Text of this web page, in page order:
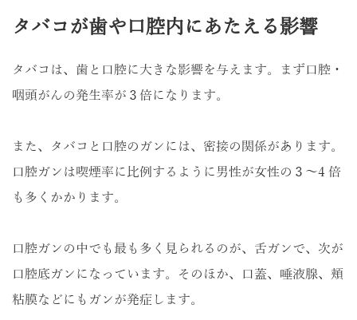
タバコが歯や口腔内にあたえる影響
タバコは、歯と口腔に大きな影響を与えます。まず口腔・
咽頭がんの発生率が３倍になります。
また、タバコと口腔のガンには、密接の関係があります。
口腔ガンは喫煙率に比例するように男性が女性の３～4 倍
も多くかかります。
口腔ガンの中でも最も多く見られるのが、舌ガンで、次が
口腔底ガンになっています。そのほか、口蓋、唾液腺、頬
粘膜などにもガンが発症します。